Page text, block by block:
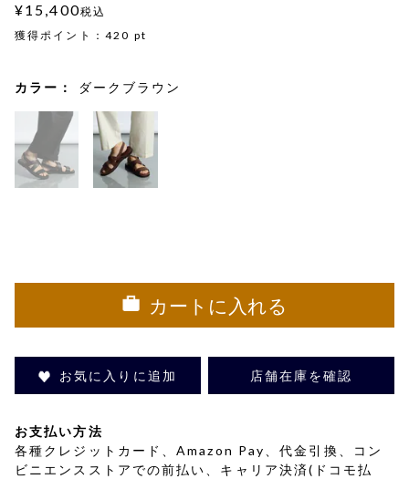
¥15,400税込
獲得ポイント： 420 pt
カラー： ダークブラウン
カートに入れる
お気に入りに追加 店舗在庫を確認
お支払い方法
各種クレジットカード、Amazon Pay、代金引換、コン
ビニエンスストアでの前払い、キャリア決済(ドコモ払